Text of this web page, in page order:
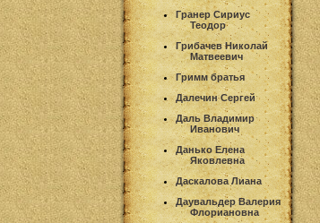
Гранер Сириус
Теодор
Грибачев Николай
Матвеевич
Гримм братья
Далечин Сергей
Даль Владимир
Иванович
Данько Елена
Яковлевна
Даскалова Лиана
Даувальдер Валерия
Флориановна